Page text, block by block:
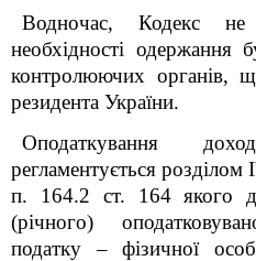
Водночас, Кодекс
необхідності одержання
контролюючих органів,
резидента України.
Оподаткування
регламентується
п. 164.2 ст. 164 якого
(річного)
податку – фізичної